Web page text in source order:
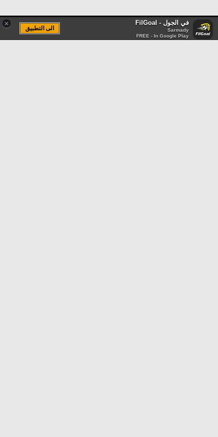
× في الجول - FilGoal
Sarmady
FREE - In Google Play
الى التطبيق